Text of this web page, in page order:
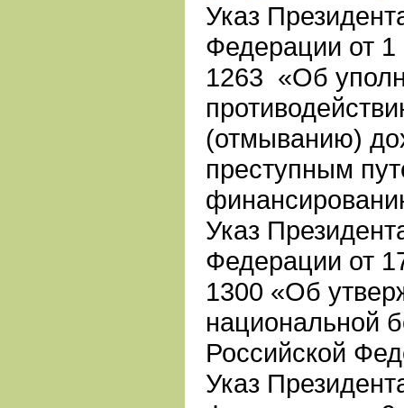
Указ
Федерации от 1
1263 «Об
(отмыванию)
преступным
Указ
Федерации от
1300 «Об
национальной
Российской
Указ